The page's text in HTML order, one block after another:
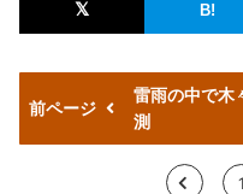
前ページ
雷雨の中で木
測
< 1